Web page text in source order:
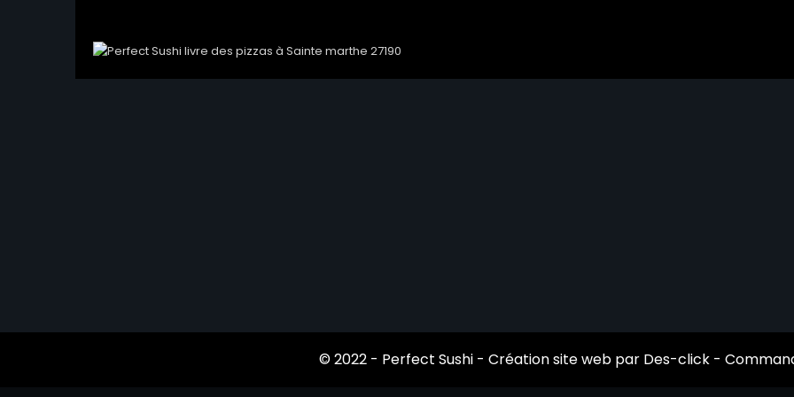
© 2022 - Perfect Sushi - Création site web par Des-click -